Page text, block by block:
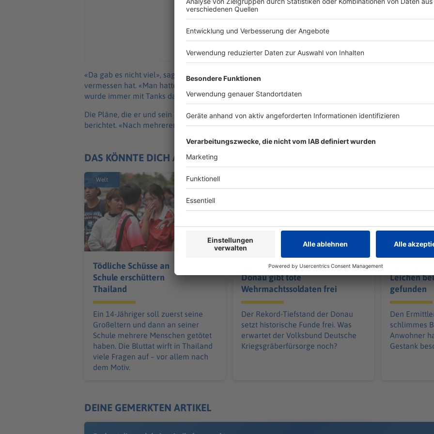
«Da gab es nicht viel», sagt Lenz, der Mitte der 1990er Jahre mit dem Freund die Insel
vermessen hat. «Man hatte keine 220 Volt, es gab auch kein Trinkwasser auf der Insel. Das
wurde immer mit Tanks da 'rübergebracht.»
Die Pläne, die er und sein Freund geschmiedet haben, zerschlugen sich dann wieder, wie er
berichtet. «Nach mehreren Gesprächen mit Fachleuten dazu haben wir alles fallen lassen.»
DAS KÖNNTE DICH AUCH INTERESSIEREN
Welt
Tödliche Schüsse an
Schule erschüttern
Thailand
Ein 14-Jähriger soll zuerst seine
Großeltern und dann an seiner
Schule mehrere Menschen getötet
haben. Die Bluttat wirft in Thailand
viele Fragen auf – vor allem nach
dem Motiv.
Niedrigwasser der
Donau gibt tote
Wehrmachtssoldaten frei
Der Rekord-Tiefstand der Donau
setzt historische Funde frei. Was
erwartet der Volksbund Deutsche
Kriegsgräberfürsorge noch?
Leichen
gefunden
Den
schlimmes
Anwohner
Gestank
DEINE GEMERKTEN ARTIKEL